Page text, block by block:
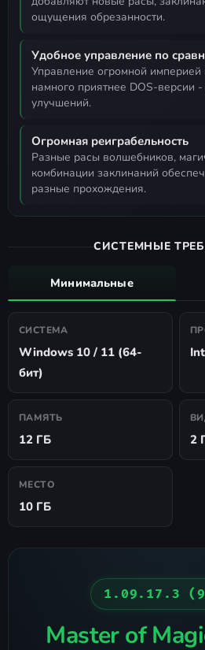
ощущения обрезанности.
Удобное управление по
управление огромной империей в поздней игре
намного приятнее DOS-версии
улучшений.
Огромная реиграбельность
разные расы волшебников, магические книги и
комбинации заклинаний
разные прохождения.
СИСТЕМНЫЕ
Минимальные
СИСТЕМА
Windows 10 / 11 (64-
бит)
ПАМЯТЬ
12 ГБ 2
МЕСТО
10 ГБ
1.09.17.3
Master of